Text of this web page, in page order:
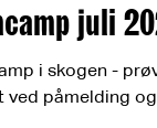
juli
i skogen -
ved påmelding